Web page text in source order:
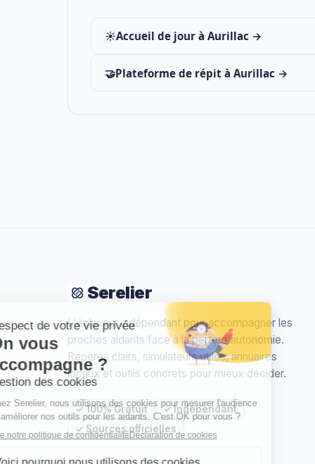
☀️Accueil de jour à Aurillac →
🤝Plateforme de répit à Aurillac →
Serelier
L'éclaireur indépendant pour accompagner les
proches aidants face à la perte d'autonomie.
Repères clairs, simulateurs utiles, annuaires
locaux et outils concrets pour mieux décider.
✓ 100% Gratuit
✓ Indépendant
✓ Sources officielles